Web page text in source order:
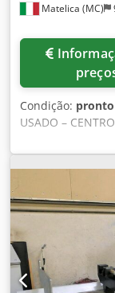
Matelica (MC)
Condição:
USADO –
CURSO EIXO X:
EIXO Z: 530 mm
600 mm
T Rs Amhor
DIMENSÃO DA
ADMITIDA: 200
POSIÇÕES
mm
PESO MÁXIMO
CONTROLO: